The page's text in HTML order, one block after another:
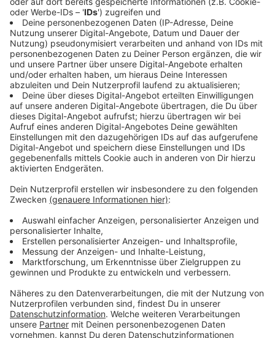
Ergebnissen
Anzeige
In Nordrhein-Westfalen wird die PFAS-Belastung seit
fast zwei Jahrzehnten intensiv kontrolliert - und es
gibt tatsächlich gute Nachrichten: In Gewässern wie
der Ruhr oder dem Rhein ist die Gesamtbelastung
deutlich zurückgegangen. Allerdings zeigt sich
gleichzeitig ein anderes Phänomen: Die Experten
entdecken immer mehr verschiedene PFAS-Arten. Das
mag paradox klingen, bedeutet aber nicht automatisch
mehr Schadstoffe insgesamt - vielmehr gibt es mehr
verschiedene Untergruppen dieser Chemikalienklasse.
Laut einem Bericht des Landesamts für Natur, Umwelt
und Klima NRWwerden die landesweit angestrebten
Umweltqualitätsnormen für PFAS jedoch noch nicht
erreicht. Es bleibt also noch viel zu tun.
Überall präsent - vom Feuerlöschmittel bis